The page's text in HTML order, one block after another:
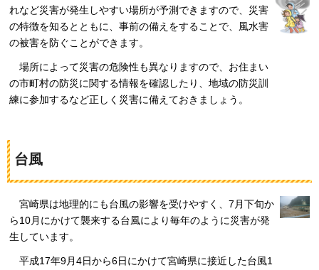
れなど災害が発生しやすい場所が予測できますので、災害
の特徴を知るとともに、事前の備えをすることで、風水害
の被害を防ぐことができます。
場所によって災害の危険性も異なりますので、お住まい
の市町村の防災に関する情報を確認したり、地域の防災訓
練に参加するなど正しく災害に備えておきましょう。
台風
宮崎県は地理的にも台風の影響を受けやすく、7月下旬か
ら10月にかけて襲来する台風により毎年のように災害が発
生しています。
平成17年9月4日から6日にかけて宮崎県に接近した台風1